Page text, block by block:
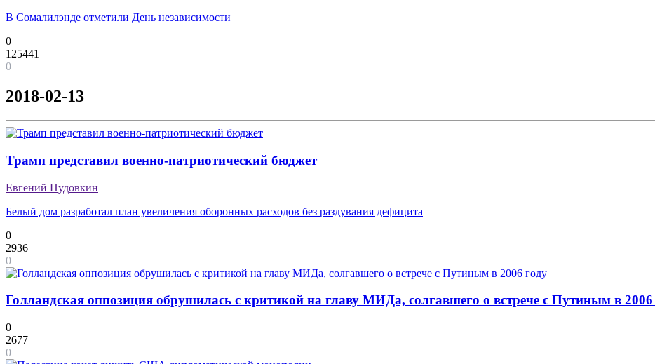
В Сомалилэнде отметили День независимости
0
125441
0
2018-02-13
Трамп представил военно-патриотический бюджет
Евгений Пудовкин
Белый дом разработал план увеличения оборонных расходов без раздувания дефицита
0
2936
0
Голландская оппозиция обрушилась с критикой на главу МИДа, солгавшего о встрече с Путиным в 2006
0
2677
0